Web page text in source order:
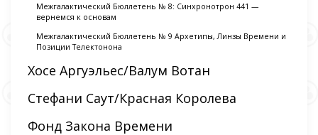
Межгалактический Бюллетень № 8: Синхронотрон 441 —
вернемся к основам
Межгалактический Бюллетень № 9 Архетипы, Линзы Времени и
Позиции Телектонона
Хосе Аргуэльес/Валум Вотан
Стефани Саут/Красная Королева
Фонд Закона Времени